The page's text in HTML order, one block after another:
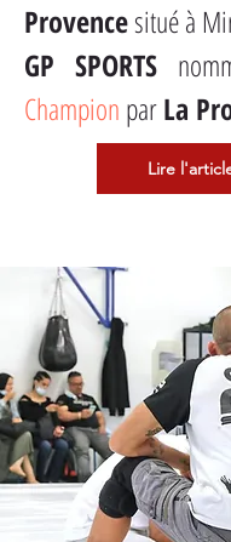
Provence situé à
GP SPORTS
Champion par La
Lire